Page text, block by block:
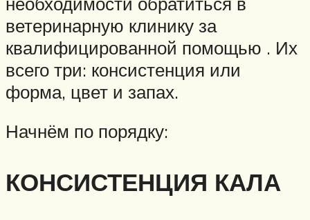
ветеринарную клинику за
квалифицированной помощью . Их
всего три: консистенция или
форма, цвет и запах.
Начнём по порядку:
КОНСИСТЕНЦИЯ КАЛА